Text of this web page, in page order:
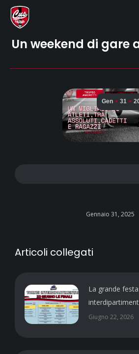
Un weekend di gare
Gen 31
Gennaio 31, 2025
Articoli collegati
La grande
Giugno 22, 2026